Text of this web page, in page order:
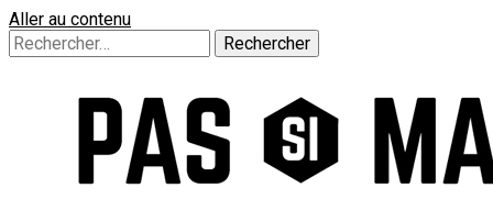
Aller au contenu
Rechercher :